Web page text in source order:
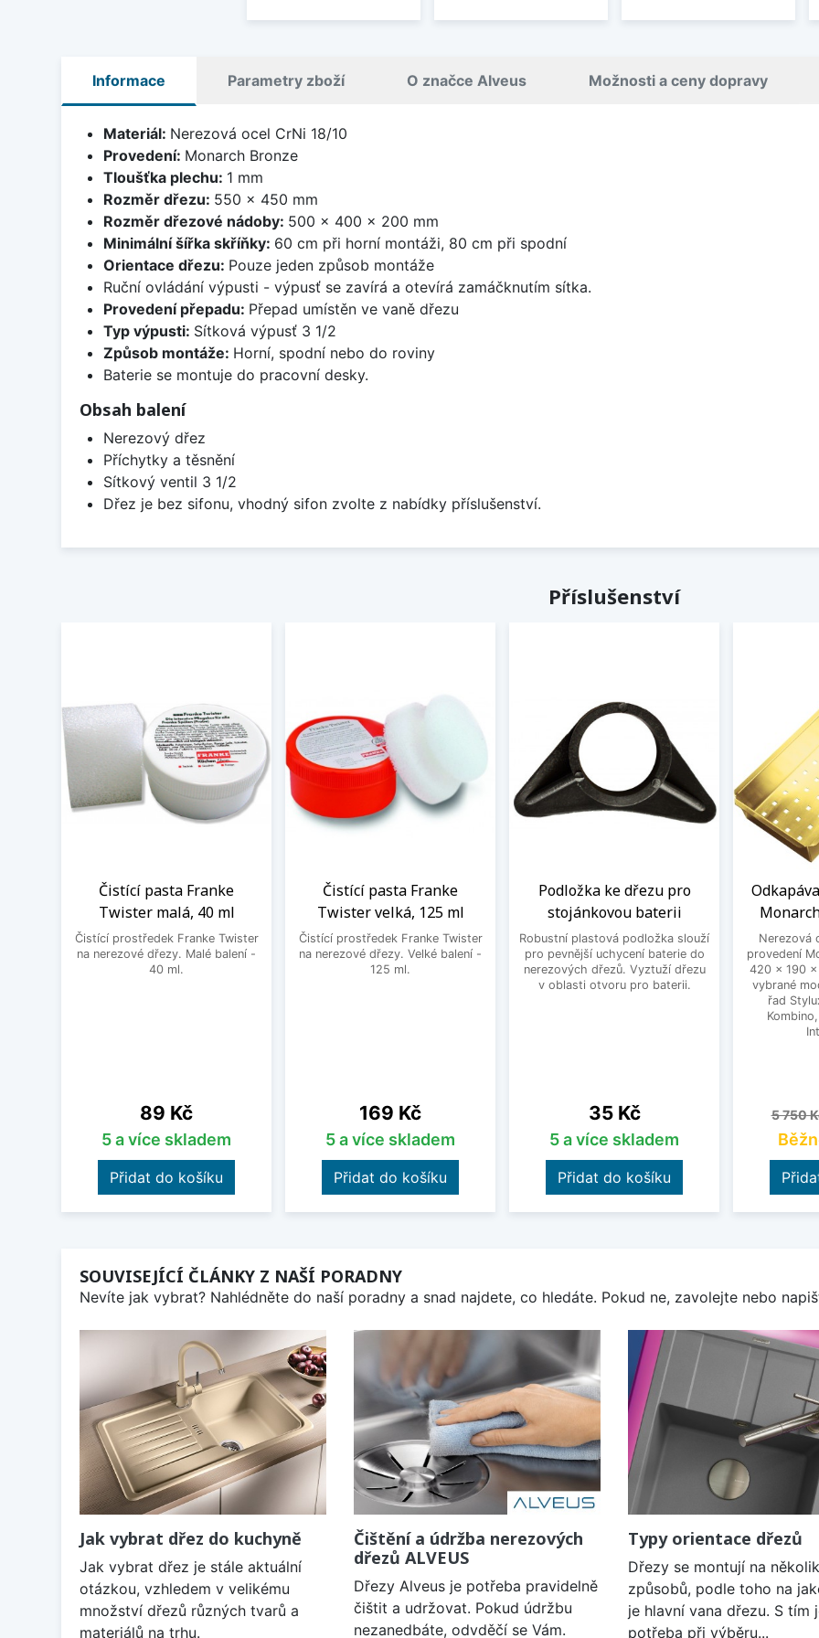
Informace Parametry zboží O značce Alveus Možnosti a ceny dopravy
Materiál: Nerezová ocel CrNi 18/10
Provedení: Monarch Bronze
Tloušťka plechu: 1 mm
Rozměr dřezu: 550 x 450 mm
Rozměr dřezové nádoby: 500 x 400 x 200 mm
Minimální šířka skříňky: 60 cm při horní montáži, 80 cm při spodní
Orientace dřezu: Pouze jeden způsob montáže
Ruční ovládání výpusti - výpusť se zavírá a otevírá zamáčknutím sítka.
Provedení přepadu: Přepad umístěn ve vaně dřezu
Typ výpusti: Sítková výpusť 3 1/2
Způsob montáže: Horní, spodní nebo do roviny
Baterie se montuje do pracovní desky.
Obsah balení
Nerezový dřez
Příchytky a těsnění
Sítkový ventil 3 1/2
Dřez je bez sifonu, vhodný sifon zvolte z nabídky příslušenství.
Příslušenství
Čistící pasta Franke
Twister malá, 40 ml
Čistící prostředek Franke Twister
na nerezové dřezy. Malé balení -
40 ml.
Cena
89 Kč
5 a více skladem
Přidat do košíku
Čistící pasta Franke
Twister velká, 125 ml
Čistící prostředek Franke Twister
na nerezové dřezy. Velké balení -
125 ml.
Cena
169 Kč
5 a více skladem
Přidat do košíku
Podložka ke dřezu pro
stojánkovou baterii
Robustní plastová podložka slouží
pro pevnější uchycení baterie do
nerezových dřezů. Vyztuží dřezu
v oblasti otvoru pro baterii.
Cena
35 Kč
5 a více skladem
Přidat do košíku
Nerezová
provedení
420 x 190 x
vybrané
řad
Běžná
5 750
SOUVISEJÍCÍ ČLÁNKY Z NAŠÍ PORADNY
Nevíte jak vybrat? Nahlédněte do naší poradny a snad najdete, co hledáte. Pokud ne, zavolejte nebo
Jak vybrat dřez do kuchyně
Jak vybrat dřez je stále aktuální
otázkou, vzhledem v velikému
množství dřezů různých tvarů a
materiálů na trhu.
Čištění a údržba nerezových
dřezů ALVEUS
Dřezy Alveus je potřeba pravidelně
čištit a udržovat. Pokud údržbu
nezanedbáte, odvděčí se Vám.
Typy orientace dřezů
Dřezy se montují na několik
způsobů, podle toho na
je hlavní vana dřezu. S tím
potřeba při výběru...